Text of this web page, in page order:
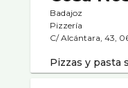
Badajoz
Pizzerí­a
C/ Alcántara, 43,
Pizzas y pasta